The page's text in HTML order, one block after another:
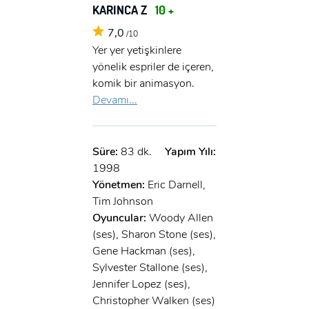
KARINCA Z 10 +
7,0 /10
Yer yer yetişkinlere
yönelik espriler de içeren,
komik bir animasyon.
Devamı...
Süre: 83 dk.
Yapım Yılı:
1998
Yönetmen: Eric Darnell,
Tim Johnson
Oyuncular: Woody Allen
(ses), Sharon Stone (ses),
Gene Hackman (ses),
Sylvester Stallone (ses),
Jennifer Lopez (ses),
Christopher Walken (ses)